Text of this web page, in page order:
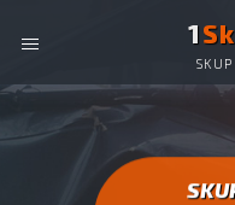
1
AUTO SKUP ŁOSICE -